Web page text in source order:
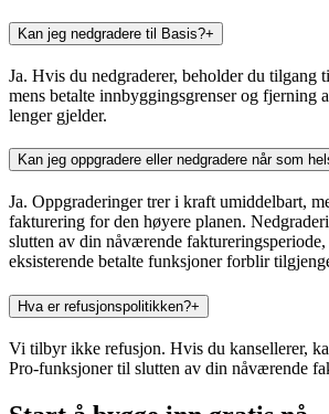
Kan jeg nedgradere til Basis?+
Ja. Hvis du nedgraderer, beholder du tilgang
mens betalte innbyggingsgrenser og fjerning
lenger gjelder.
Kan jeg oppgradere eller nedgradere når som
Ja. Oppgraderinger trer i kraft umiddelbart,
fakturering for den høyere planen.
slutten av din nåværende
eksisterende betalte funksjoner forblir
Hva er refusjonspolitikken?+
Vi tilbyr ikke refusjon. Hvis du kansellerer,
Pro-funksjoner til slutten av din nåværende